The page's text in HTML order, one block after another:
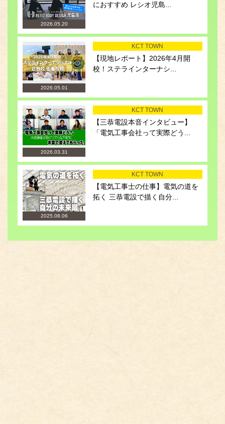
2026.05.20
におすすめ レシオ児島...
2026.05.01
KCT TOWN
【現地レポート】2026年4月開
校！ステラインターナシ...
2026.03.31
KCT TOWN
【三恭電設本音インタビュー】
「電気工事会社って実際どう...
2025.08.06
KCT TOWN
【電気工事士の仕事】電気の道を
拓く 三恭電設で描く自分...